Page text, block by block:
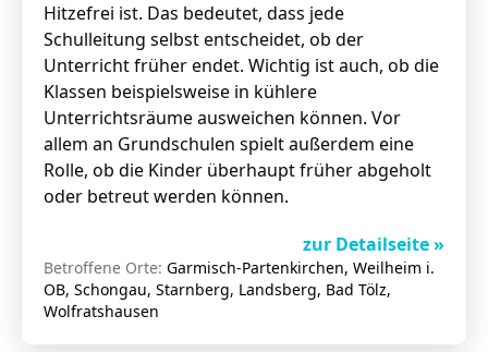
Hitzefrei ist. Das bedeutet, dass jede
Schulleitung selbst entscheidet, ob der
Unterricht früher endet. Wichtig ist auch, ob die
Klassen beispielsweise in kühlere
Unterrichtsräume ausweichen können. Vor
allem an Grundschulen spielt außerdem eine
Rolle, ob die Kinder überhaupt früher abgeholt
oder betreut werden können.
zur Detailseite »
Betroffene Orte: Garmisch-Partenkirchen, Weilheim i.
OB, Schongau, Starnberg, Landsberg, Bad Tölz,
Wolfratshausen